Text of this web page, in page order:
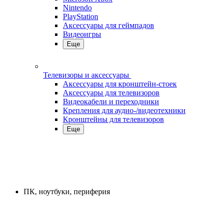
Nintendo
PlayStation
Аксессуары для геймпадов
Видеоигры
Еще
Телевизоры и аксессуары
Аксессуары для кронштейн-стоек
Аксессуары для телевизоров
Видеокабели и переходники
Крепления для аудио-/видеотехники
Кронштейны для телевизоров
Еще
ПК, ноутбуки, периферия